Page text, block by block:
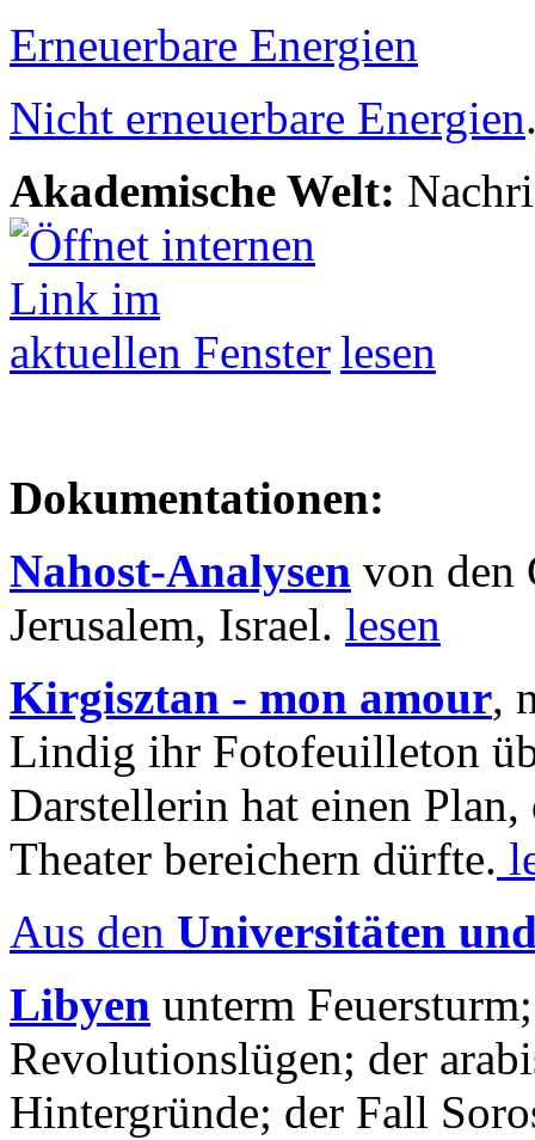
Erneuerbare Energien
Nicht erneuerbare Energien
Akademische Welt:
lesen
Dokumentationen:
Nahost-Analysen von den
Jerusalem, Israel. lesen
Kirgisztan - mon amour,
Lindig ihr Fotofeuilleton
Darstellerin hat einen Plan,
Theater bereichern dürfte.
Aus den Universitäten
Libyen unterm
Revolutionslügen; der
Hintergründe; der Fall